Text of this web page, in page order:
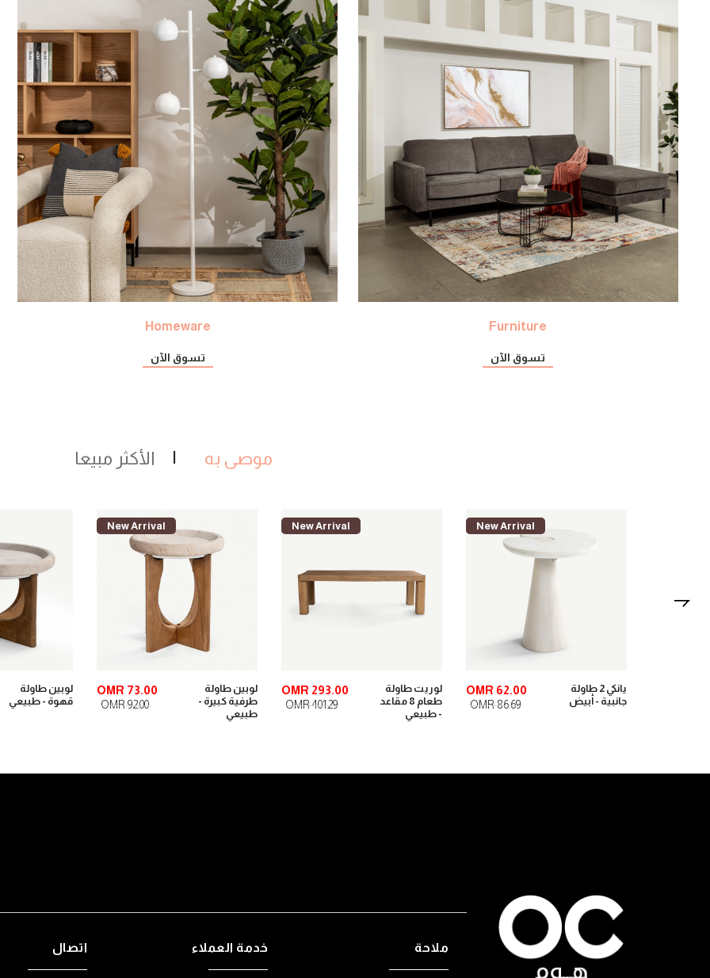
Furniture
تسوق الآن
Homeware
تسوق الآن
موصى به
New Arrival
يانكي 2 طاولة
جانبية - أبيض
OMR 62.00
OMR 86.69
New Arrival
لوريت طاولة
طعام 8 مقاعد
- طبيعي
OMR 293.00
OMR 401.29
New Arrival
لوبين طاولة
طرفية كبيرة -
طبيعي
OMR 73.00
OMR 92.00
لوبين طاولة
قهوة - طبيعي
الأكثر مبيعا
ملاحة خدمة العملاء اتصال